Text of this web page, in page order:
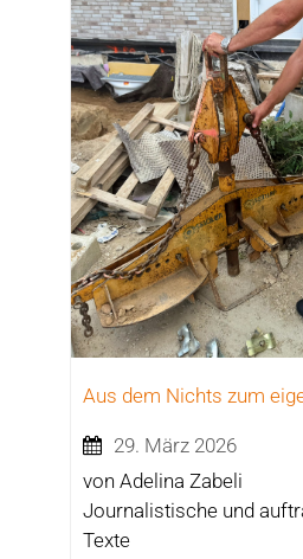
Aus dem Nichts zum
29. März 2026
von Adelina Zabeli
Journalistische und
Texte